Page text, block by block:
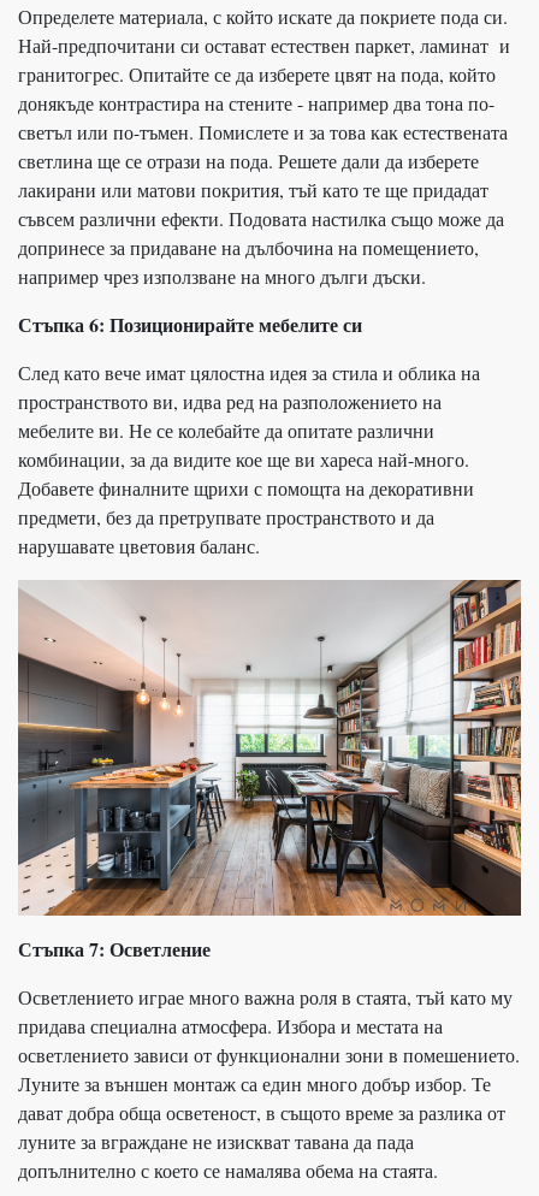
Определете материала, с който искате да покриете пода си.
Най-предпочитани си остават естествен паркет, ламинат и
гранитогрес. Опитайте се да изберете цвят на пода, който
донякъде контрастира на стените - например два тона по-
светъл или по-тъмен. Помислете и за това как естествената
светлина ще се отрази на пода. Решете дали да изберете
лакирани или матови покрития, тъй като те ще придадат
съвсем различни ефекти. Подовата настилка също може да
допринесе за придаване на дълбочина на помещението,
например чрез използване на много дълги дъски.
Стъпка 6: Позиционирайте мебелите си
След като вече имат цялостна идея за стила и облика на
пространството ви, идва ред на разположението на
мебелите ви. Не се колебайте да опитате различни
комбинации, за да видите кое ще ви хареса най-много.
Добавете финалните щрихи с помощта на декоративни
предмети, без да претрупвате пространството и да
нарушавате цветовия баланс.
Стъпка 7: Осветление
Осветлението играе много важна роля в стаята, тъй като му
придава специална атмосфера. Избора и местата на
осветлението зависи от функционални зони в помешението.
Луните за външен монтаж са един много добър избор. Те
дават добра обща осветеност, в същото време за разлика от
луните за вграждане не изискват тавана да пада
допълнително с което се намалява обема на стаята.